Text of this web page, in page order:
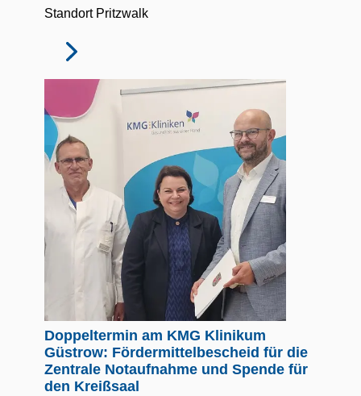
Standort Pritzwalk
Doppeltermin am KMG Klinikum
Güstrow: Fördermittelbescheid für die
Zentrale Notaufnahme und Spende für
den Kreißsaal